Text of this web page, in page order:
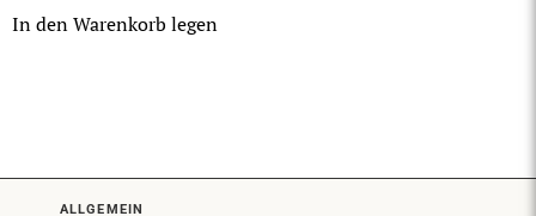
In den Warenkorb legen
ALLGEMEIN